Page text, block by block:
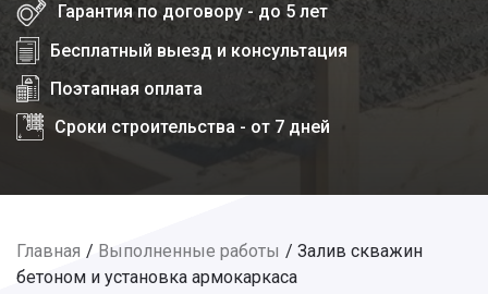
Гарантия по договору - до 5 лет
Бесплатный выезд и консультация
Поэтапная оплата
Сроки строительства - от 7 дней
Главная Выполненные работы
Залив скважин
бетоном и установка армокаркаса